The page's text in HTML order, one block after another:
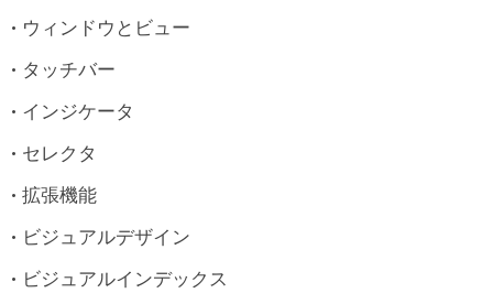
ウィンドウとビュー
タッチバー
インジケータ
セレクタ
拡張機能
ビジュアルデザイン
ビジュアルインデックス